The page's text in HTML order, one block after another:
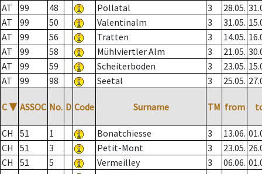
AT
99 48 Pöllatal 3 28.05.
AT
99 50 Valentinalm 3 31.05.
AT
99 56 Tratten 3 14.05.
AT
99 58 Mühlviertler Alm 3 21.05.
AT
99 59 Scheiterboden 3 23.05.
AT
99 98 Seetal 3 25.05.
C ▼ ASSOC No. D Code Surname TM from
CH 51 1 Bonatchiesse 3 13.06.
CH
51 3 Petit-Mont 3 23.05.
CH
51 5 Vermeilley 3 06.06.